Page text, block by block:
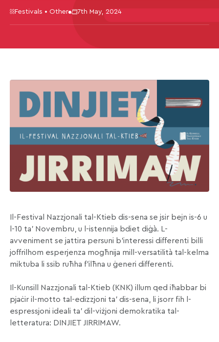
Festivals • Other 7th May, 2024
Il-Festival Nazzjonali tal-Ktieb dis-sena se jsir bejn is-6 u
l-10 ta’ Novembru, u l-istennija bdiet diġà. L-
avveniment se jattira persuni b’interessi differenti billi
joffrilhom esperjenza mogħnija mill-versatilità tal-kelma
miktuba li ssib ruħha f’ilħna u ġeneri differenti.
Il-Kunsill Nazzjonali tal-Ktieb (KNK) illum qed iħabbar bi
pjaċir il-motto tal-edizzjoni ta’ dis-sena, li jsorr fih l-
espressjoni ideali ta’ dil-viżjoni demokratika tal-
letteratura: DINJIET JIRRIMAW.